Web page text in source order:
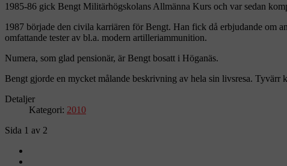
1985-86 gick Bengt Militärhögskolans Allmänna Kurs och var sedan
1987 började den civila karriären för Bengt. Han fick då erbjudande om
omfattande tester av bl.a. modern artilleriammunition.
Numera, som glad pensionär, är Bengt bosatt i Höganäs.
Bengt gjorde en mycket målande beskrivning av hela sin livsresa.
Detaljer
Kategori: 2010
Sida 1 av 2